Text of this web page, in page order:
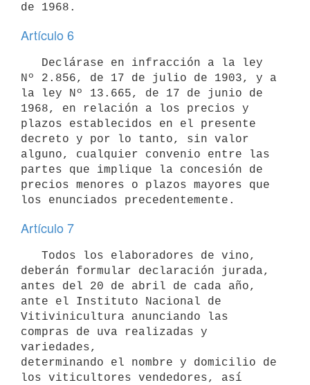
Artículo 6
Nº 2.856, de 17 de julio de 1903, y a
la ley Nº 13.665, de 17 de junio de
1968, en relación a los precios y
plazos establecidos en el presente
decreto y por lo tanto, sin valor
alguno, cualquier convenio entre las
partes que implique la concesión de
precios menores o plazos mayores que
Artículo 7
deberán formular declaración jurada,
antes del 20 de abril de cada año,
ante el Instituto Nacional de
Vitivinicultura anunciando las
compras de uva realizadas y
variedades,
determinando el nombre y domicilio de
los viticultores vendedores, así